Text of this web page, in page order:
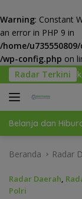
Warning: Constant
an error in PHP 9 in
/home/
/wp-config.php on
Langsung
ke
konten
Radar Terkini
Menhut :
Belanja dan
Beranda Radar
Radar Daerah,
Polri